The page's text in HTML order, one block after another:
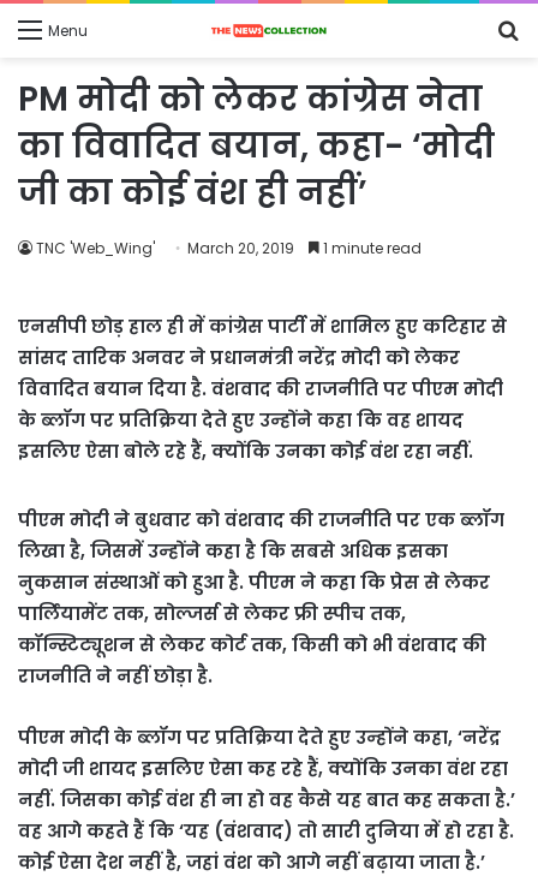
Menu
PM मोदी को लेकर कांग्रेस नेता
का विवादित बयान, कहा- ‘मोदी
जी का कोई वंश ही नहीं’
TNC 'Web_Wing' March 20, 2019 1 minute read
एनसीपी छोड़ हाल ही में कांग्रेस पार्टी में शामिल हुए कटिहार से
सांसद तारिक अनवर ने प्रधानमंत्री नरेंद्र मोदी को लेकर
विवादित बयान दिया है. वंशवाद की राजनीति पर पीएम मोदी
के ब्लॉग पर प्रतिक्रिया देते हुए उन्होंने कहा कि वह शायद
इसलिए ऐसा बोले रहे हैं, क्योंकि उनका कोई वंश रहा नहीं.
पीएम मोदी ने बुधवार को वंशवाद की राजनीति पर एक ब्लॉग
लिखा है, जिसमें उन्होंने कहा है कि सबसे अधिक इसका
नुकसान संस्थाओं को हुआ है. पीएम ने कहा कि प्रेस से लेकर
पार्लियामेंट तक, सोल्जर्स से लेकर फ्री स्पीच तक,
कॉन्स्टिट्यूशन से लेकर कोर्ट तक, किसी को भी वंशवाद की
राजनीति ने नहीं छोड़ा है.
पीएम मोदी के ब्लॉग पर प्रतिक्रिया देते हुए उन्होंने कहा, ‘नरेंद्र
मोदी जी शायद इसलिए ऐसा कह रहे हैं, क्योंकि उनका वंश रहा
नहीं. जिसका कोई वंश ही ना हो वह कैसे यह बात कह सकता है.’
वह आगे कहते हैं कि ‘यह (वंशवाद) तो सारी दुनिया में हो रहा है.
कोई ऐसा देश नहीं है, जहां वंश को आगे नहीं बढ़ाया जाता है.’